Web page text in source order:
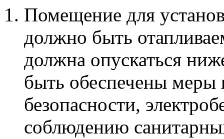
Помещение для
должно быть
должна опускаться
быть обеспечены меры
безопасности,
соблюдению